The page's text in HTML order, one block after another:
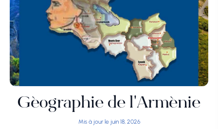
Géographie de l'Arménie
Mis à jour le juin 18, 2026